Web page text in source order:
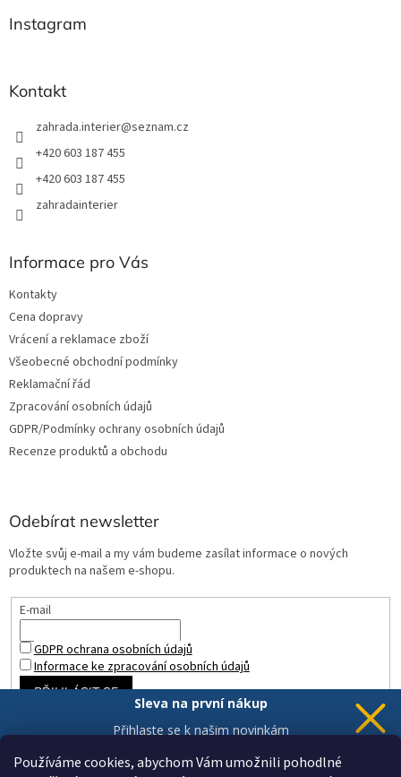
Používáme cookies, abychom Vám umožnili pohodlné
Instagram
Kontakt
zahrada.interier@seznam.cz
+420 603 187 455
+420 603 187 455
zahradainterier
Informace pro Vás
Kontakty
Cena dopravy
Vrácení a reklamace zboží
Všeobecné obchodní podmínky
Reklamační řád
Zpracování osobních údajů
GDPR/Podmínky ochrany osobních údajů
Recenze produktů a obchodu
Odebírat newsletter
Vložte svůj e-mail a my vám budeme zasílat informace o nových
produktech na našem e-shopu.
E-mail
GDPR ochrana osobních údajů
Informace ke zpracování osobních údajů
PŘIHLÁSIT SE
Sleva na první nákup
Přihlaste se k našim novinkám